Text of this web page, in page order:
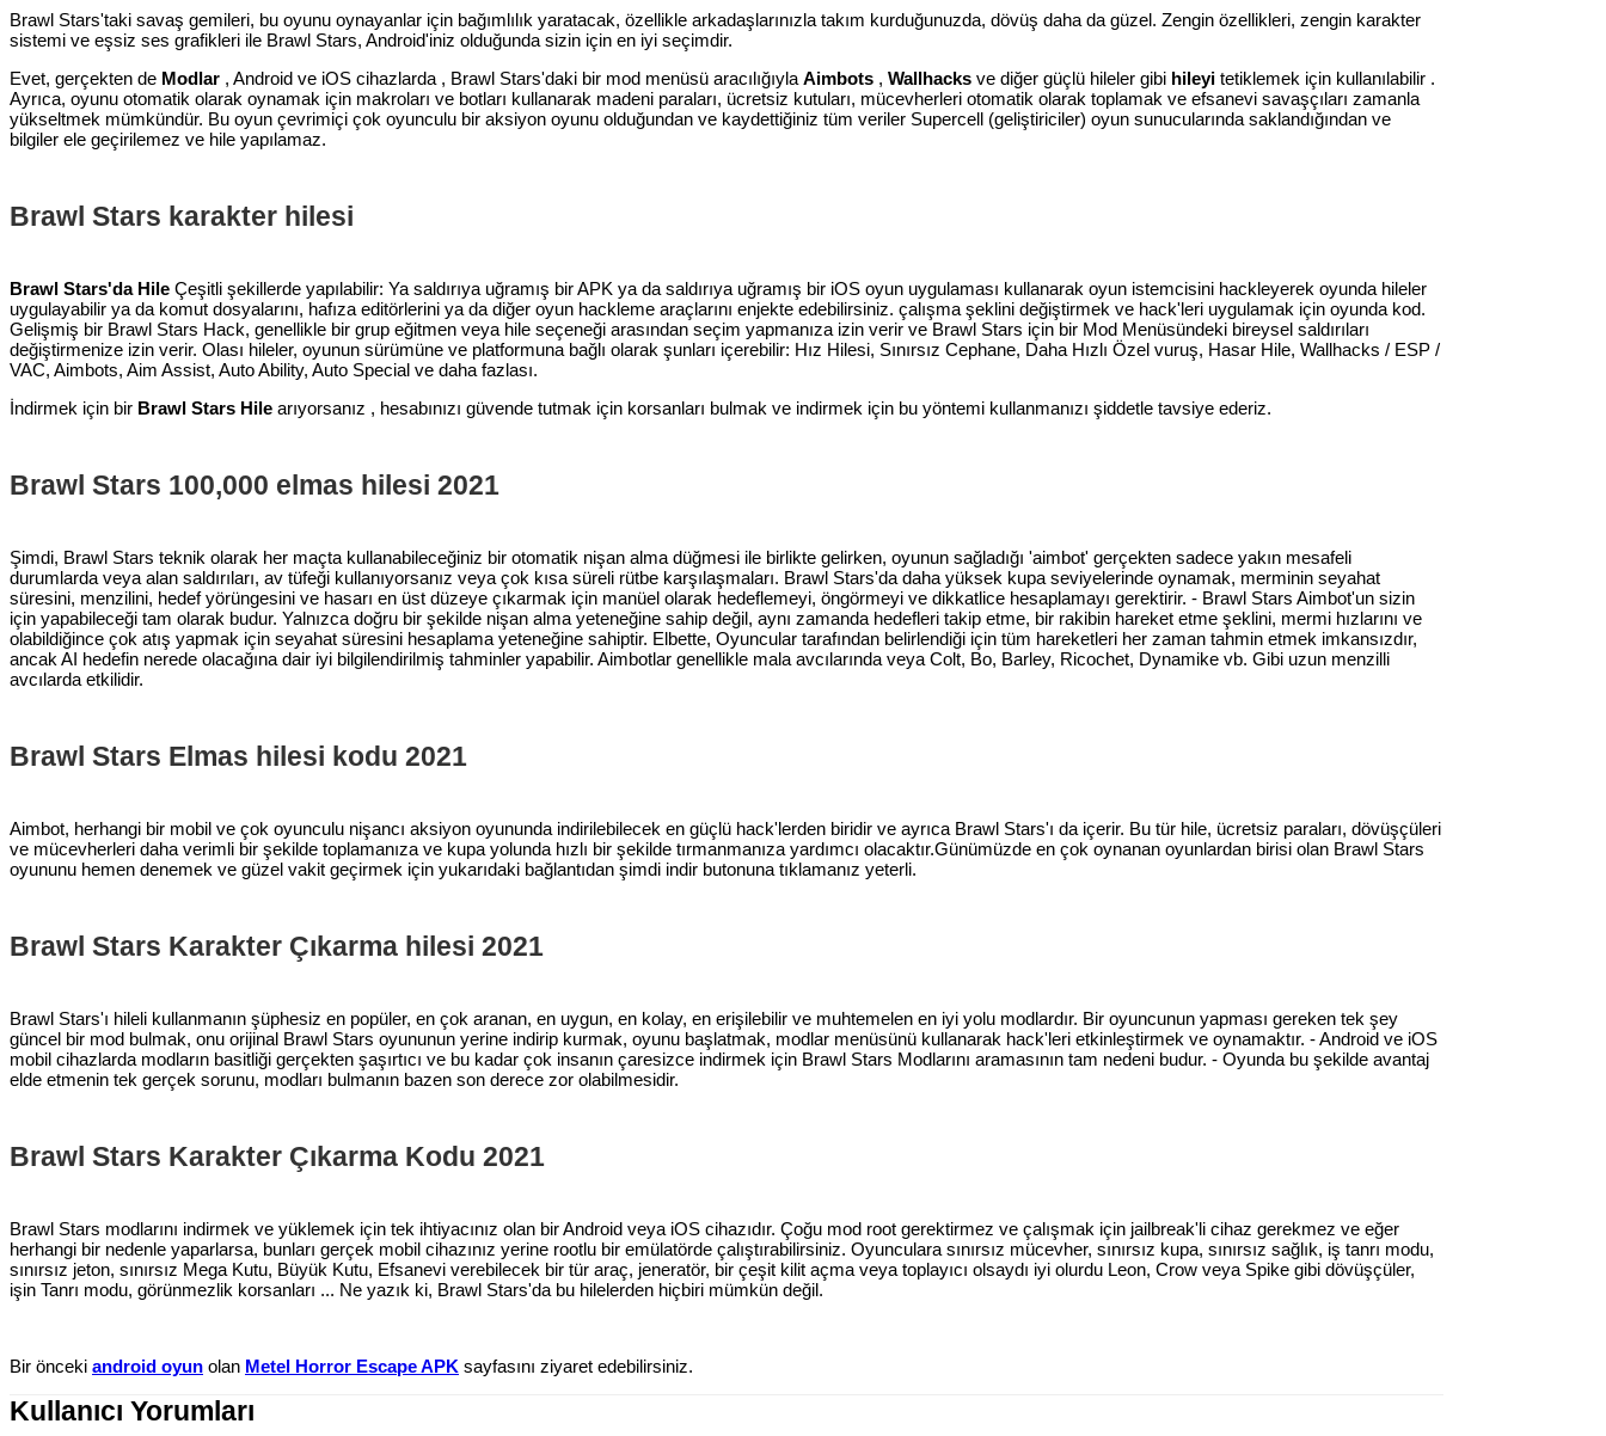
Brawl Stars'taki savaş gemileri, bu oyunu oynayanlar için bağımlılık yaratacak, özellikle arkadaşlarınızla takım kurduğunuzda, dövüş daha da güzel. Zengin özellikleri, zengin karakter
sistemi ve eşsiz ses grafikleri ile Brawl Stars, Android'iniz olduğunda sizin için en iyi seçimdir.
Evet, gerçekten de Modlar , Android ve iOS cihazlarda , Brawl Stars'daki bir mod menüsü aracılığıyla Aimbots , Wallhacks ve diğer güçlü hileler gibi hileyi tetiklemek için kullanılabilir .
Ayrıca, oyunu otomatik olarak oynamak için makroları ve botları kullanarak madeni paraları, ücretsiz kutuları, mücevherleri otomatik olarak toplamak ve efsanevi savaşçıları zamanla
yükseltmek mümkündür. Bu oyun çevrimiçi çok oyunculu bir aksiyon oyunu olduğundan ve kaydettiğiniz tüm veriler Supercell (geliştiriciler) oyun sunucularında saklandığından ve
bilgiler ele geçirilemez ve hile yapılamaz.
Brawl Stars karakter hilesi
Brawl Stars'da Hile Çeşitli şekillerde yapılabilir: Ya saldırıya uğramış bir APK ya da saldırıya uğramış bir iOS oyun uygulaması kullanarak oyun istemcisini hackleyerek oyunda hileler
uygulayabilir ya da komut dosyalarını, hafıza editörlerini ya da diğer oyun hackleme araçlarını enjekte edebilirsiniz. çalışma şeklini değiştirmek ve hack'leri uygulamak için oyunda kod.
Gelişmiş bir Brawl Stars Hack, genellikle bir grup eğitmen veya hile seçeneği arasından seçim yapmanıza izin verir ve Brawl Stars için bir Mod Menüsündeki bireysel saldırıları
değiştirmenize izin verir. Olası hileler, oyunun sürümüne ve platformuna bağlı olarak şunları içerebilir: Hız Hilesi, Sınırsız Cephane, Daha Hızlı Özel vuruş, Hasar Hile, Wallhacks / ESP /
VAC, Aimbots, Aim Assist, Auto Ability, Auto Special ve daha fazlası.
İndirmek için bir Brawl Stars Hile arıyorsanız , hesabınızı güvende tutmak için korsanları bulmak ve indirmek için bu yöntemi kullanmanızı şiddetle tavsiye ederiz.
Brawl Stars 100,000 elmas hilesi 2021
Şimdi, Brawl Stars teknik olarak her maçta kullanabileceğiniz bir otomatik nişan alma düğmesi ile birlikte gelirken, oyunun sağladığı 'aimbot' gerçekten sadece yakın mesafeli
durumlarda veya alan saldırıları, av tüfeği kullanıyorsanız veya çok kısa süreli rütbe karşılaşmaları. Brawl Stars'da daha yüksek kupa seviyelerinde oynamak, merminin seyahat
süresini, menzilini, hedef yörüngesini ve hasarı en üst düzeye çıkarmak için manüel olarak hedeflemeyi, öngörmeyi ve dikkatlice hesaplamayı gerektirir. - Brawl Stars Aimbot'un sizin
için yapabileceği tam olarak budur. Yalnızca doğru bir şekilde nişan alma yeteneğine sahip değil, aynı zamanda hedefleri takip etme, bir rakibin hareket etme şeklini, mermi hızlarını ve
olabildiğince çok atış yapmak için seyahat süresini hesaplama yeteneğine sahiptir. Elbette, Oyuncular tarafından belirlendiği için tüm hareketleri her zaman tahmin etmek imkansızdır,
ancak AI hedefin nerede olacağına dair iyi bilgilendirilmiş tahminler yapabilir. Aimbotlar genellikle mala avcılarında veya Colt, Bo, Barley, Ricochet, Dynamike vb. Gibi uzun menzilli
avcılarda etkilidir.
Brawl Stars Elmas hilesi kodu 2021
Aimbot, herhangi bir mobil ve çok oyunculu nişancı aksiyon oyununda indirilebilecek en güçlü hack'lerden biridir ve ayrıca Brawl Stars'ı da içerir. Bu tür hile, ücretsiz paraları, dövüşçüleri
ve mücevherleri daha verimli bir şekilde toplamanıza ve kupa yolunda hızlı bir şekilde tırmanmanıza yardımcı olacaktır.Günümüzde en çok oynanan oyunlardan birisi olan Brawl Stars
oyununu hemen denemek ve güzel vakit geçirmek için yukarıdaki bağlantıdan şimdi indir butonuna tıklamanız yeterli.
Brawl Stars Karakter Çıkarma hilesi 2021
Brawl Stars'ı hileli kullanmanın şüphesiz en popüler, en çok aranan, en uygun, en kolay, en erişilebilir ve muhtemelen en iyi yolu modlardır. Bir oyuncunun yapması gereken tek şey
güncel bir mod bulmak, onu orijinal Brawl Stars oyununun yerine indirip kurmak, oyunu başlatmak, modlar menüsünü kullanarak hack'leri etkinleştirmek ve oynamaktır. - Android ve iOS
mobil cihazlarda modların basitliği gerçekten şaşırtıcı ve bu kadar çok insanın çaresizce indirmek için Brawl Stars Modlarını aramasının tam nedeni budur. - Oyunda bu şekilde avantaj
elde etmenin tek gerçek sorunu, modları bulmanın bazen son derece zor olabilmesidir.
Brawl Stars Karakter Çıkarma Kodu 2021
Brawl Stars modlarını indirmek ve yüklemek için tek ihtiyacınız olan bir Android veya iOS cihazıdır. Çoğu mod root gerektirmez ve çalışmak için jailbreak'li cihaz gerekmez ve eğer
herhangi bir nedenle yaparlarsa, bunları gerçek mobil cihazınız yerine rootlu bir emülatörde çalıştırabilirsiniz. Oyunculara sınırsız mücevher, sınırsız kupa, sınırsız sağlık, iş tanrı modu,
sınırsız jeton, sınırsız Mega Kutu, Büyük Kutu, Efsanevi verebilecek bir tür araç, jeneratör, bir çeşit kilit açma veya toplayıcı olsaydı iyi olurdu Leon, Crow veya Spike gibi dövüşçüler,
işin Tanrı modu, görünmezlik korsanları ... Ne yazık ki, Brawl Stars'da bu hilelerden hiçbiri mümkün değil.
Bir önceki android oyun olan Metel Horror Escape APK sayfasını ziyaret edebilirsiniz.
Kullanıcı Yorumları